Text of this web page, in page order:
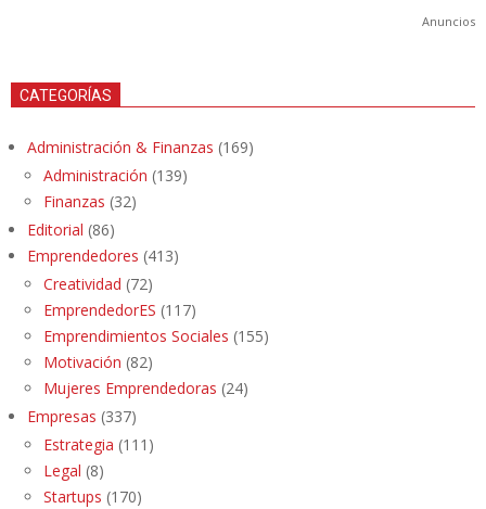
Anuncios
CATEGORÍAS
Administración & Finanzas (169)
Administración (139)
Finanzas (32)
Editorial (86)
Emprendedores (413)
Creatividad (72)
EmprendedorES (117)
Emprendimientos Sociales (155)
Motivación (82)
Mujeres Emprendedoras (24)
Empresas (337)
Estrategia (111)
Legal (8)
Startups (170)